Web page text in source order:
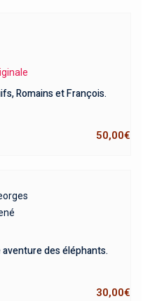
Romains et François.
50,00€
aventure des éléphants.
30,00€